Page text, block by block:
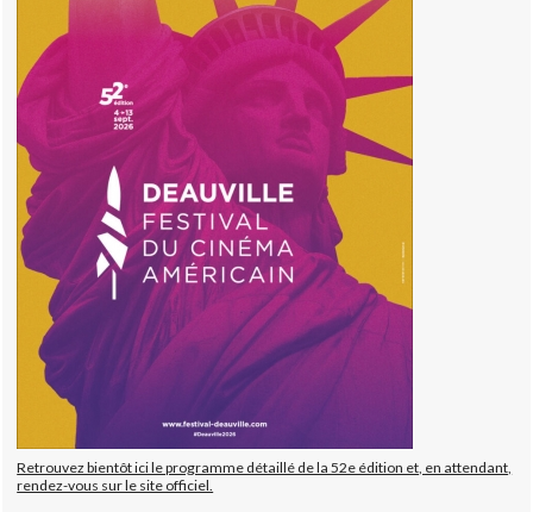
Retrouvez bientôt ici le programme détaillé de la 52e édition et, en attendant,
rendez-vous sur le site officiel.